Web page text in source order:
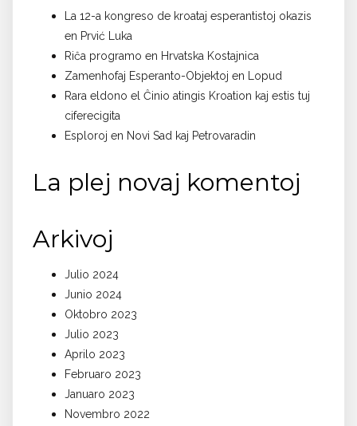
La 12-a kongreso de kroataj esperantistoj okazis
en Prvić Luka
Riĉa programo en Hrvatska Kostajnica
Zamenhofaj Esperanto-Objektoj en Lopud
Rara eldono el Ĉinio atingis Kroation kaj estis tuj
ciferecigita
Esploroj en Novi Sad kaj Petrovaradin
La plej novaj komentoj
Arkivoj
Julio 2024
Junio 2024
Oktobro 2023
Julio 2023
Aprilo 2023
Februaro 2023
Januaro 2023
Novembro 2022